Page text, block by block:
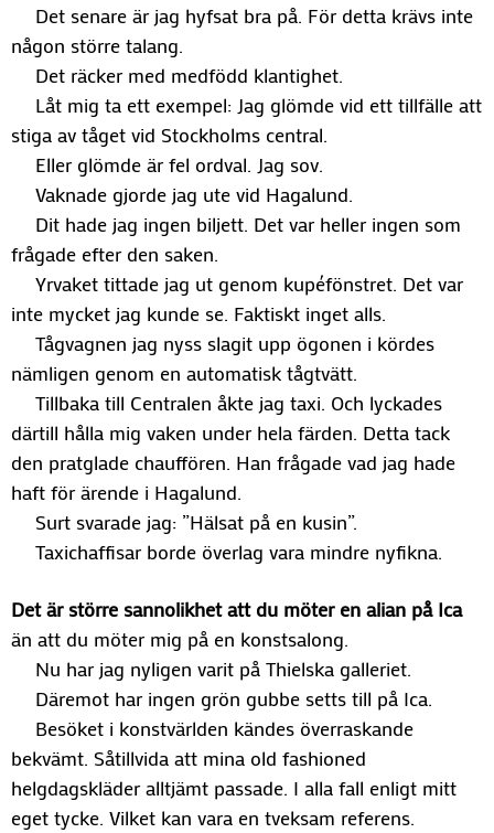
Det senare är jag hyfsat bra på. För detta krävs inte
någon större talang.
Det räcker med medfödd klantighet.
Låt mig ta ett exempel: Jag glömde vid ett tillfälle att
stiga av tåget vid Stockholms central.
Eller glömde är fel ordval. Jag sov.
Vaknade gjorde jag ute vid Hagalund.
Dit hade jag ingen biljett. Det var heller ingen som
frågade efter den saken.
Yrvaket tittade jag ut genom kupéfönstret. Det var
inte mycket jag kunde se. Faktiskt inget alls.
Tågvagnen jag nyss slagit upp ögonen i kördes
nämligen genom en automatisk tågtvätt.
Tillbaka till Centralen åkte jag taxi. Och lyckades
därtill hålla mig vaken under hela färden. Detta tack
den pratglade chauffören. Han frågade vad jag hade
haft för ärende i Hagalund.
Surt svarade jag: ”Hälsat på en kusin”.
Taxichaffisar borde överlag vara mindre nyfikna.
Det är större sannolikhet att du möter en alian på Ica
än att du möter mig på en konstsalong.
Nu har jag nyligen varit på Thielska galleriet.
Däremot har ingen grön gubbe setts till på Ica.
Besöket i konstvärlden kändes överraskande
bekvämt. Såtillvida att mina old fashioned
helgdagskläder alltjämt passade. I alla fall enligt mitt
eget tycke. Vilket kan vara en tveksam referens.